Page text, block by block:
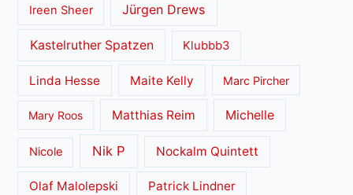
Ireen Sheer Jürgen Drews
Kastelruther Spatzen Klubbb3
Linda Hesse Maite Kelly Marc Pircher
Mary Roos Matthias Reim Michelle
Nicole Nik P Nockalm Quintett
Olaf Malolepski Patrick Lindner